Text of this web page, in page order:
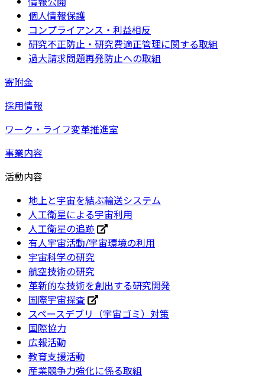
個人情報保護
コンプライアンス・利益相反
研究不正防止・研究費適正管理に関する取組
過大請求問題再発防止への取組
寄附金
採用情報
ワーク・ライフ変革推進室
事業内容
活動内容
地上と宇宙を結ぶ輸送システム
人工衛星による宇宙利用
人工衛星の追跡
有人宇宙活動/宇宙環境の利用
宇宙科学の研究
航空技術の研究
革新的な技術を創出する研究開発
国際宇宙探査
スペースデブリ（宇宙ゴミ）対策
国際協力
広報活動
教育支援活動
産業競争力強化に係る取組